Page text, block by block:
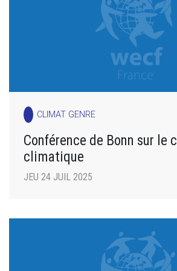
CLIMAT GENRE
Conférence de Bonn sur le
climatique
JEU 24 JUIL 2025